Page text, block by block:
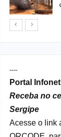
----
Portal
Receba no
Sergipe
Acesse o link